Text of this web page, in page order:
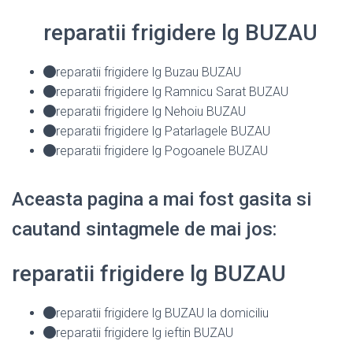
reparatii frigidere lg BUZAU
reparatii frigidere lg Buzau BUZAU
reparatii frigidere lg Ramnicu Sarat BUZAU
reparatii frigidere lg Nehoiu BUZAU
reparatii frigidere lg Patarlagele BUZAU
reparatii frigidere lg Pogoanele BUZAU
Aceasta pagina a mai fost gasita si
cautand sintagmele de mai jos:
reparatii frigidere lg BUZAU
reparatii frigidere lg BUZAU la domiciliu
reparatii frigidere lg ieftin BUZAU